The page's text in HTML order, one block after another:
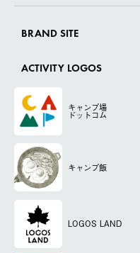
BRAND SITE
ACTIVITY LOGOS
キャンプ場
ドットコム
キャンプ飯
LOGOS LAND